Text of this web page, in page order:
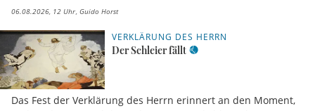
06.08.2026, 12 Uhr Guido Horst
VERKLÄRUNG DES HERRN
Der Schleier fällt
Das Fest der Verklärung des Herrn erinnert an den Moment,